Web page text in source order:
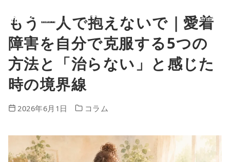
コ
ン
テ
ン
ツ
へ
もう一人で抱えないで｜愛着
障害を自分で克服する5つの
方法と「治らない」と感じた
時の境界線
2026年6月1日 コラム